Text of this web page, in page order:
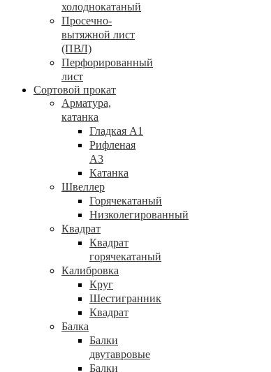
холоднокатаный
Просечно-
вытяжной лист
(ПВЛ)
Перфорированный
лист
Сортовой прокат
Арматура,
катанка
Гладкая А1
Рифленая
А3
Катанка
Швеллер
Горячекатаный
Низколегированный
Квадрат
Квадрат
горячекатаный
Калибровка
Круг
Шестигранник
Квадрат
Балка
Балки
двутавровые
Балки